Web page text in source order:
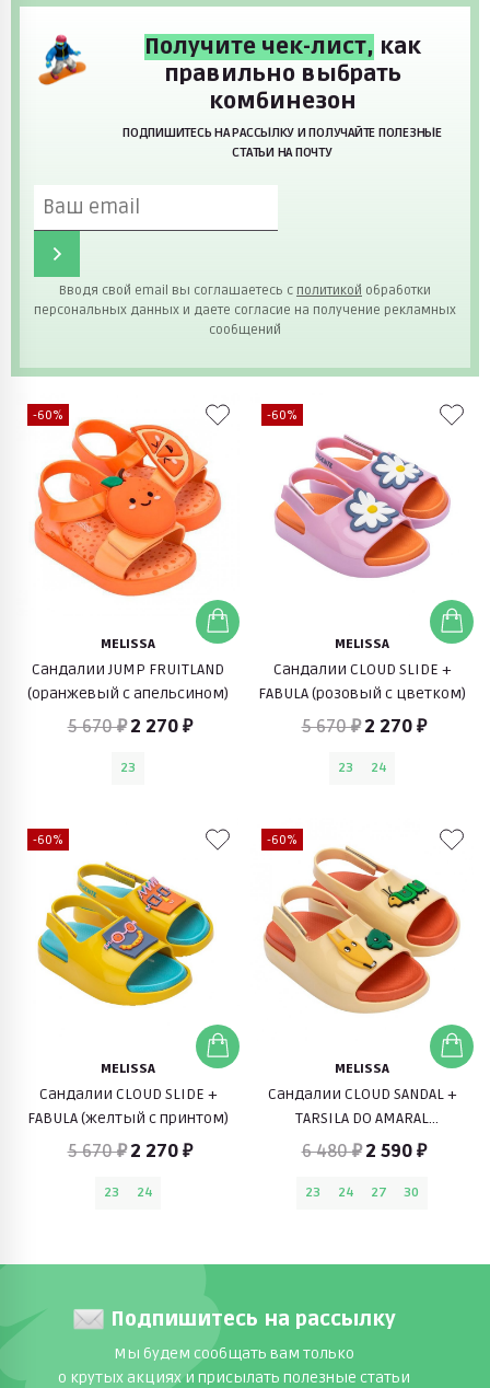
Получите чек-лист, как
правильно выбрать
комбинезон
ПОДПИШИТЕСЬ НА РАССЫЛКУ И ПОЛУЧАЙТЕ ПОЛЕЗНЫЕ
СТАТЬИ НА ПОЧТУ
Вводя свой email вы соглашаетесь с политикой обработки
персональных данных и даете согласие на получение рекламных
сообщений
-60%
MELISSA
Сандалии JUMP FRUITLAND
(оранжевый с апельсином)
5 670 ₽ 2 270 ₽
23
-60%
MELISSA
Сандалии CLOUD SLIDE +
FABULA (розовый с цветком)
5 670 ₽ 2 270 ₽
23 24
-60%
MELISSA
Сандалии CLOUD SLIDE +
FABULA (желтый с принтом)
5 670 ₽ 2 270 ₽
23 24
-60%
MELISSA
Сандалии CLOUD SANDAL +
TARSILA DO AMARAL
(оранжевый с принтом)
6 480 ₽ 2 590 ₽
23 24 27 30
Подпишитесь на рассылку
Мы будем сообщать вам только
о крутых акциях и присылать полезные статьи